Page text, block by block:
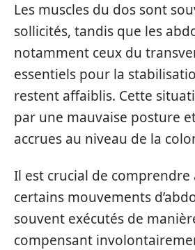
Les muscles du dos sont
sollicités, tandis que les
notamment ceux du
essentiels pour la
restent affaiblis. Cette
par une mauvaise posture
accrues au niveau de la
Il est crucial de comprendre
certains mouvements
souvent exécutés de
compensant